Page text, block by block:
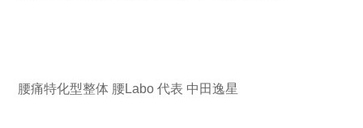
腰痛特化型整体 腰Labo 代表 中田逸星